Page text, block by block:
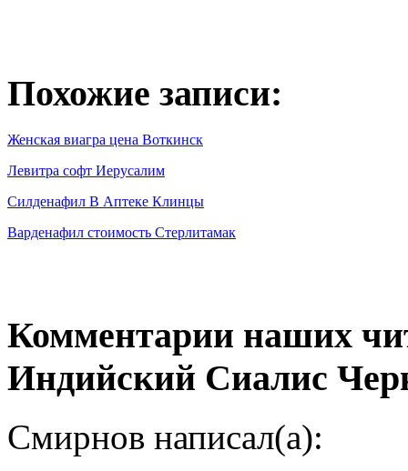
Похожие записи:
Женская виагра цена Воткинск
Левитра софт Иерусалим
Силденафил В Аптеке Клинцы
Варденафил стоимость Стерлитамак
Комментарии наших
Индийский Сиалис
Смирнов написал(а):